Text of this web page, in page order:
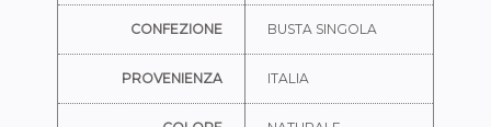
CONFEZIONE BUSTA SINGOLA
PROVENIENZA ITALIA